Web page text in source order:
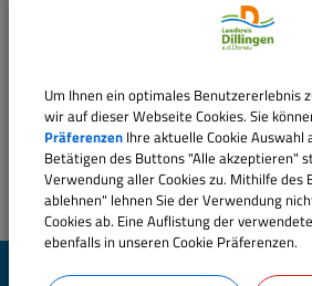
Um Ihnen ein optimales Benutzererlebnis
wir auf dieser Webseite Cookies. Sie
Präferenzen Ihre aktuelle Cookie Auswahl
Betätigen des Buttons "Alle akzeptieren"
Verwendung aller Cookies zu. Mithilfe des
ablehnen" lehnen Sie der Verwendung
Cookies ab. Eine Auflistung der
ebenfalls in unseren Cookie Präferenzen.